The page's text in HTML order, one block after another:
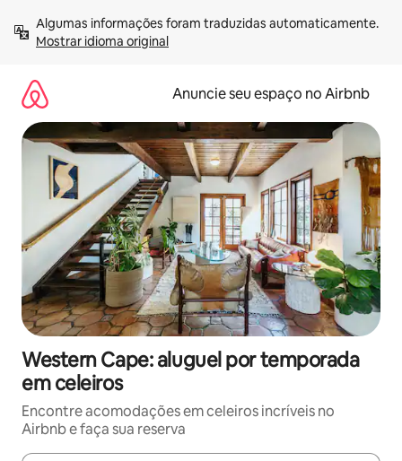
para
Mostrar idioma original
Anuncie seu espaço no Airbnb
Western Cape: aluguel por temporada
em celeiros
Encontre acomodações em celeiros incríveis no
Airbnb e faça sua reserva